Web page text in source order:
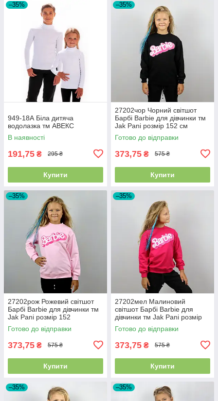
–35%
949-18А Біла дитяча
водолазка тм АВЕКС
В наявності
191,75 ₴ 295 ₴
Купити
–35%
27202чор Чорний світшот
Барбі Barbie для дівчинки тм
Jak Pani розмір 152 см
Готово до відправки
373,75 ₴ 575 ₴
Купити
–35%
27202рож Рожевий світшот
Барбі Barbie для дівчинки тм
Jak Pani розмір 152
Готово до відправки
373,75 ₴ 575 ₴
Купити
–35%
27202мел Малиновий
світшот Барбі Barbie для
дівчинки тм Jak Pani розмір
152
Готово до відправки
373,75 ₴ 575 ₴
Купити
–35% –35%